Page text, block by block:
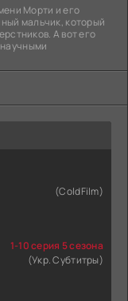
Морти и его
мальчик, который
А вот его
(ColdFilm)
1-10 серия 5 сезона
(Укр. Субтитры)